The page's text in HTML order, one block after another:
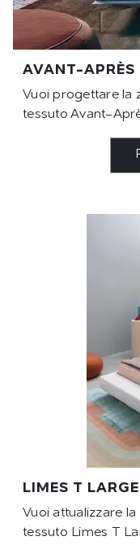
AVANT-APRÈS
Vuoi progettare la
tessuto Avant-
LIMES T LARGE
Vuoi attualizzare
tessuto Limes T